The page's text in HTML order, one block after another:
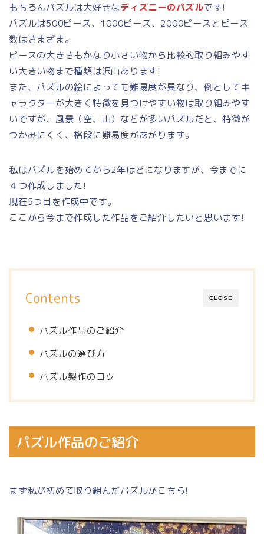
もちろんパズルは大好きなディズニーのパズルです!
パズルは500ピース、1000ピース、2000ピースとピース
数はさまざま。
ピースの大きさもかなり小さい物から比較的取り組みやす
い大きい物まで種類は沢山あります!
また、パズルの絵によっても難易度が異なり、例としてキ
ャラクターが大きく特徴を見つけやすい物は取り組みやす
いですが、風景（空、山）などが多いパズルだと、特徴が
つかみにくく、格段に難易度があがります。
私はパズルを始めてから2年ほどになりますが、今までに
４つ作成しました!
現在5つ目を作成中です。
ここから今まで作成した作品をご紹介したいと思います!
CLOSE
Contents
パズル作品のご紹介
パズルの選び方
パズル製作のコツ
パズル作品のご紹介
まず私が初めて取り組んだパズルがこちら!